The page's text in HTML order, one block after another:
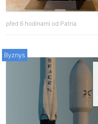
před 6 hodinami od Patria
Byznys